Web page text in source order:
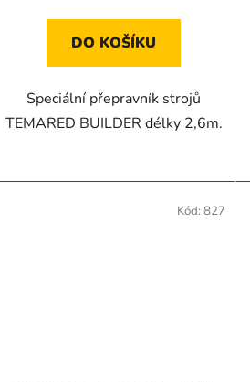
DO KOŠÍKU
Speciální přepravník strojů
TEMARED BUILDER délky 2,6m.
Kód: 827